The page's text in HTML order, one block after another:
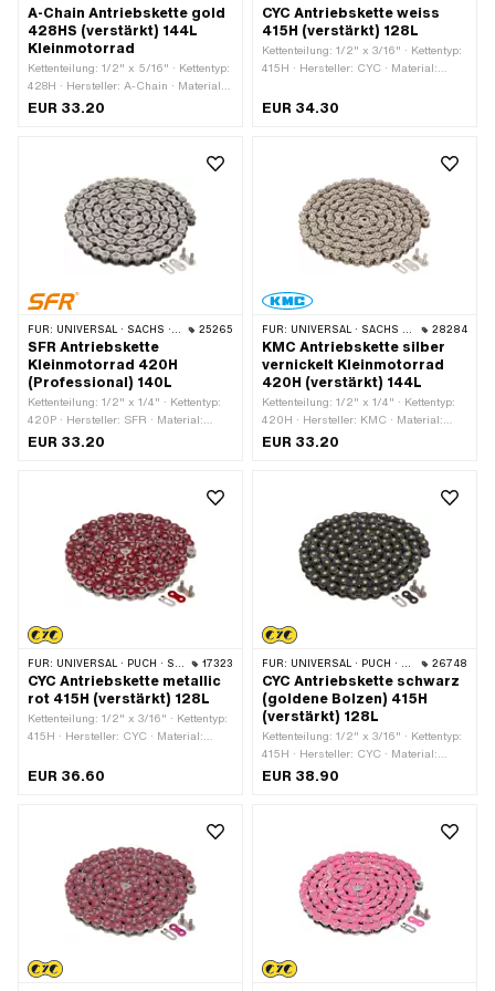
A-Chain Antriebskette gold
428HS (verstärkt) 144L
Kleinmotorrad
Kettenteilung: 1/2" x 5/16" · Kettentyp:
428H · Hersteller: A-Chain · Material:
Stahl · Oberfläche: lackiert · Farbe:
Kettenschloss-Art: Federverschluss
EUR 33.20
CYC Antriebskette weiss
415H (verstärkt) 128L
Kettenteilung: 1/2" x 3/16" · Kettentyp:
415H · Hersteller: CYC · Material:
weiss · Anzahl Kettenglieder: 128 Stk. ·
EUR 34.30
FÜR: UNIVERSAL · SACHS · KREIDLER 25265
SFR Antriebskette
Kleinmotorrad 420H
(Professional) 140L
Kettenteilung: 1/2" x 1/4" · Kettentyp:
420P · Hersteller: SFR · Material:
Stahl · Farbe: gold · Oberfläche:
Kettenschloss-Art: Federverschluss
EUR 33.20
FÜR: UNIVERSAL · SACHS · KREIDLER 28284
KMC Antriebskette silber
vernickelt Kleinmotorrad
420H (verstärkt) 144L
Kettenteilung: 1/2" x 1/4" · Kettentyp:
420H · Hersteller: KMC · Material:
Stahl · Oberfläche: vernickelt · Farbe:
Kettenschloss-Art: Federverschluss
EUR 33.20
FÜR: UNIVERSAL · PUCH · SACHS · PONY / CILO (BETA 521 & 512) · ZÜNDAPP BELMONDO · TOMOS · BYE BIKE 17323
CYC Antriebskette metallic
rot 415H (verstärkt) 128L
Kettenteilung: 1/2" x 3/16" · Kettentyp:
415H · Hersteller: CYC · Material:
· Anzahl Kettenglieder: 128 Stk. ·
EUR 36.60
FÜR: UNIVERSAL · PUCH · SACHS · PONY / CILO (BETA 521 & 512) · ZÜNDAPP BELMONDO · TOMOS · BYE BIKE 26748
CYC Antriebskette schwarz
(goldene Bolzen) 415H
(verstärkt) 128L
Kettenteilung: 1/2" x 3/16" · Kettentyp:
415H · Hersteller: CYC · Material:
Stahl · Oberfläche: lackiert · Farbe:
Kettenschloss-Art: Federverschluss
EUR 38.90